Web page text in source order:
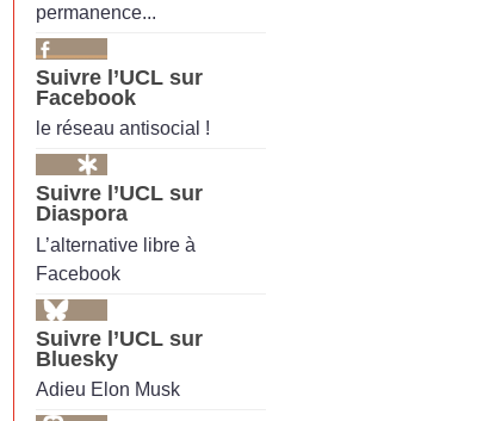
permanence...
Suivre l’UCL sur
Facebook
le réseau antisocial !
Suivre l’UCL sur
Diaspora
L’alternative libre à
Facebook
Suivre l’UCL sur
Bluesky
Adieu Elon Musk